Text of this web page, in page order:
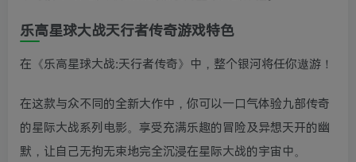
乐高星球大战天行者传奇游戏特色
在《乐高星球大战:天行者传奇》中，整个银河将任你遨游！
在这款与众不同的全新大作中，你可以一口气体验九部传奇
的星际大战系列电影。享受充满乐趣的冒险及异想天开的幽
默，让自己无拘无束地完全沉浸在星际大战的宇宙中。